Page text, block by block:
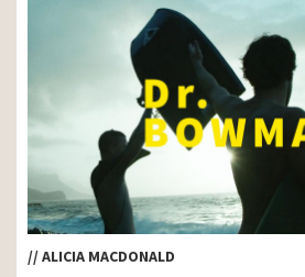
// ALICIA MACDONALD